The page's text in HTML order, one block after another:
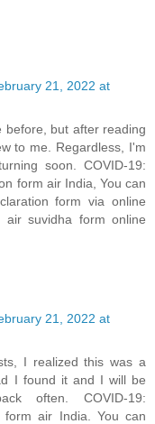
21, 2022 at
before, but after reading
to me. Regardless, I'm
soon. COVID-19:
form air India, You can
form via online
air suvidha form online
21, 2022 at
I realized this was a
I found it and I will be
often. COVID-19:
form air India. You can